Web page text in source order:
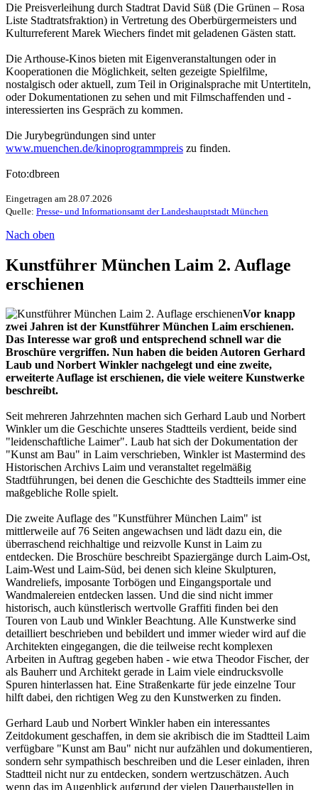
Die Preisverleihung durch Stadtrat David Süß (Die Grünen – Rosa
Liste Stadtratsfraktion) in Vertretung des Oberbürgermeisters und
Kulturreferent Marek Wiechers findet mit geladenen Gästen statt.
Die Arthouse-Kinos bieten mit Eigenveranstaltungen oder in
Kooperationen die Möglichkeit, selten gezeigte Spielfilme,
nostalgisch oder aktuell, zum Teil in Originalsprache mit Untertiteln,
oder Dokumentationen zu sehen und mit Filmschaffenden und -
interessierten ins Gespräch zu kommen.
Die Jurybegründungen sind unter
www.muenchen.de/kinoprogrammpreis zu finden.
Foto:dbreen
Eingetragen am 28.07.2026
Quelle: Presse- und Informationsamt der Landeshauptstadt München
Nach oben
Kunstführer München Laim 2. Auflage
erschienen
Vor knapp
zwei Jahren ist der Kunstführer München Laim erschienen.
Das Interesse war groß und entsprechend schnell war die
Broschüre vergriffen. Nun haben die beiden Autoren Gerhard
Laub und Norbert Winkler nachgelegt und eine zweite,
erweiterte Auflage ist erschienen, die viele weitere Kunstwerke
beschreibt.
Seit mehreren Jahrzehnten machen sich Gerhard Laub und Norbert
Winkler um die Geschichte unseres Stadtteils verdient, beide sind
"leidenschaftliche Laimer". Laub hat sich der Dokumentation der
"Kunst am Bau" in Laim verschrieben, Winkler ist Mastermind des
Historischen Archivs Laim und veranstaltet regelmäßig
Stadtführungen, bei denen die Geschichte des Stadtteils immer eine
maßgebliche Rolle spielt.
Die zweite Auflage des "Kunstführer München Laim" ist
mittlerweile auf 76 Seiten angewachsen und lädt dazu ein, die
überraschend reichhaltige und reizvolle Kunst in Laim zu
entdecken. Die Broschüre beschreibt Spaziergänge durch Laim-Ost,
Laim-West und Laim-Süd, bei denen sich kleine Skulpturen,
Wandreliefs, imposante Torbögen und Eingangsportale und
Wandmalereien entdecken lassen. Und die sind nicht immer
historisch, auch künstlerisch wertvolle Graffiti finden bei den
Touren von Laub und Winkler Beachtung. Alle Kunstwerke sind
detailliert beschrieben und bebildert und immer wieder wird auf die
Architekten eingegangen, die die teilweise recht komplexen
Arbeiten in Auftrag gegeben haben - wie etwa Theodor Fischer, der
als Bauherr und Architekt gerade in Laim viele eindrucksvolle
Spuren hinterlassen hat. Eine Straßenkarte für jede einzelne Tour
hilft dabei, den richtigen Weg zu den Kunstwerken zu finden.
Gerhard Laub und Norbert Winkler haben ein interessantes
Zeitdokument geschaffen, in dem sie akribisch die im Stadtteil Laim
verfügbare "Kunst am Bau" nicht nur aufzählen und dokumentieren,
sondern sehr sympathisch beschreiben und die Leser einladen, ihren
Stadtteil nicht nur zu entdecken, sondern wertzuschätzen. Auch
wenn das im Augenblick aufgrund der vielen Dauerbaustellen in